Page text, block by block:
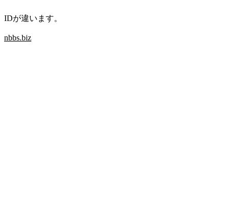
IDが違います。
nbbs.biz